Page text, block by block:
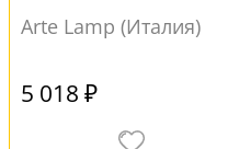
Arte Lamp (Италия)
5 018 ₽